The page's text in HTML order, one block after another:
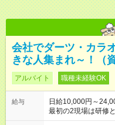
会社でダーツ・カラ
きな人集まれ～！（
アルバイト 職種未経験OK
給与
日給10,000円～
最初の2現場は研修
な作業なのかを見て